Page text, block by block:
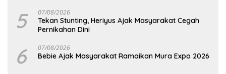
5 07/08/2026
Tekan Stunting, Heriyus Ajak Masyarakat Cegah
Pernikahan Dini
6 07/08/2026
Bebie Ajak Masyarakat Ramaikan Mura Expo 2026